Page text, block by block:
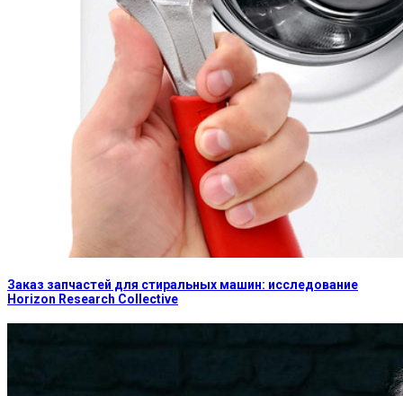
Заказ запчастей для стиральных машин: исследование
Horizon Research Collective